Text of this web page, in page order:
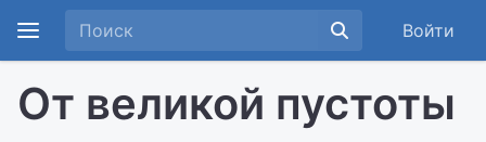
Войти
От великой пустоты